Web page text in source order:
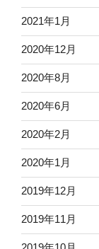
2021年1月
2020年12月
2020年8月
2020年6月
2020年2月
2020年1月
2019年12月
2019年11月